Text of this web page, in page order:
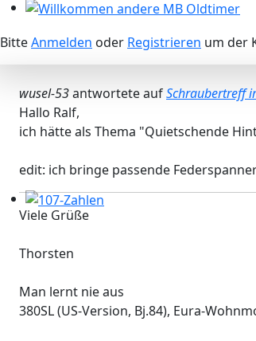
107-Zahlen
BitteAnmelden oder Registrieren um der
wusel-53antwortete aufSchraubertreff
Hallo Ralf,
ich hätte als Thema "Quietschende
edit: ich bringe passende
Viele Grüße
Thorsten
Man lernt nie aus
380SL (US-Version, Bj.84), Eura-